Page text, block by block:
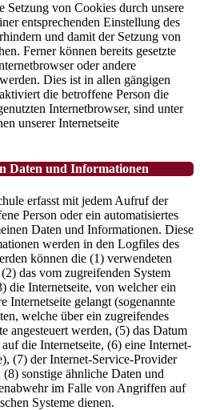
Setzung von Cookies durch unsere
entsprechenden Einstellung des
und damit der Setzung von
Ferner können bereits gesetzte
oder andere
Dies ist in allen gängigen
die betroffene Person die
Internetbrowser, sind unter
unserer Internetseite
Daten und Informationen
erfasst mit jedem Aufruf der
Person oder ein automatisiertes
Daten und Informationen. Diese
werden in den Logfiles des
können die (1) verwendeten
das vom zugreifenden System
die Internetseite, von welcher ein
Internetseite gelangt (sogenannte
welche über ein zugreifendes
angesteuert werden, (5) das Datum
die Internetseite, (6) eine Internet-
(7) der Internet-Service-Provider
sonstige ähnliche Daten und
im Falle von Angriffen auf
Systeme dienen.